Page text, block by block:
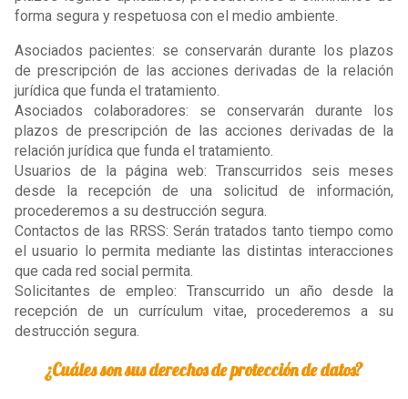
forma segura y respetuosa con el medio ambiente.
Asociados pacientes: se conservarán durante los plazos
de prescripción de las acciones derivadas de la relación
jurídica que funda el tratamiento.
Asociados colaboradores: se conservarán durante los
plazos de prescripción de las acciones derivadas de la
relación jurídica que funda el tratamiento.
Usuarios de la página web: Transcurridos seis meses
desde la recepción de una solicitud de información,
procederemos a su destrucción segura.
Contactos de las RRSS: Serán tratados tanto tiempo como
el usuario lo permita mediante las distintas interacciones
que cada red social permita.
Solicitantes de empleo: Transcurrido un año desde la
recepción de un currículum vitae, procederemos a su
destrucción segura.
¿Cuáles son sus derechos de protección de datos?